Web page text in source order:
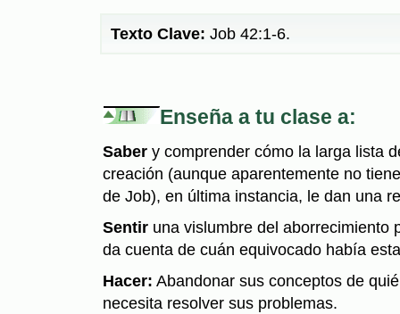
Texto Clave: Job 42:1-6.
Enseña a tu clase a:
Saber y comprender cómo la larga lista
creación (aunque aparentemente no
de Job), en última instancia, le dan una
Sentir una vislumbre del aborrecimiento
da cuenta de cuán equivocado había
Hacer: Abandonar sus conceptos de
necesita resolver sus problemas.